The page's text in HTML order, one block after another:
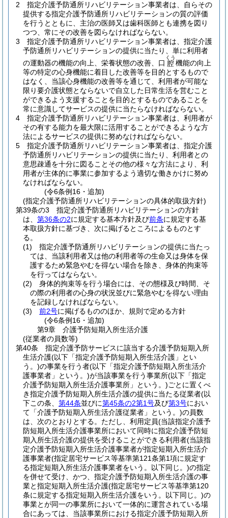
2
指定介護予防通所リハビリテーション事業者は、自らその
提供する指定介護予防通所リハビリテーションの質の評価
を行うとともに、主治の医師又は歯科医師とも連携を図り
つつ、常にその改善を図らなければならない。
3
指定介護予防通所リハビリテーション事業者は、指定介護
予防通所リハビリテーションの提供に当たり、単に利用者
の運動器の機能の向上、栄養状態の改善、口 腔
くう
機能の向上
等の特定の心身機能に着目した改善等を目的とするもので
はなく、当該心身機能の改善等を通じて、利用者が可能な
限り要介護状態とならないで自立した日常生活を営むこと
ができるよう支援することを目的とするものであることを
常に意識してサービスの提供に当たらなければならない。
4
指定介護予防通所リハビリテーション事業者は、利用者が
その有する能力を最大限に活用することができるような方
法によるサービスの提供に努めなければならない。
5
指定介護予防通所リハビリテーション事業者は、指定介護
予防通所リハビリテーションの提供に当たり、利用者との
意思疎通を十分に図ることその他の様々な方法により、利
用者が主体的に事業に参加するよう適切な働きかけに努め
なければならない。
(令6条例16・追加)
(指定介護予防通所リハビリテーションの具体的取扱方針)
第39条の3
指定介護予防通所リハビリテーションの方針
は、 第36条の2に規定する基本方針及び前条に規定する基
本取扱方針に基づき、次に掲げるところによるものとす
る。
(1)
指定介護予防通所リハビリテーションの提供に当たっ
ては、当該利用者又は他の利用者等の生命又は身体を保
護するため緊急やむを得ない場合を除き、身体的拘束等
を行ってはならない。
(2)
身体的拘束等を行う場合には、その態様及び時間、そ
の際の利用者の心身の状況並びに緊急やむを得ない理由
を記録しなければならない。
(3)
前2号に掲げるもののほか、規則で定める方針
(令6条例16・追加)
第9章
介護予防短期入所生活介護
(従業者の員数等)
第40条
指定介護予防サービスに該当する介護予防短期入所
生活介護(以下「指定介護予防短期入所生活介護」とい
う。)の事業を行う者(以下「指定介護予防短期入所生活介
護事業者」という。)が当該事業を行う事業所(以下「指定
介護予防短期入所生活介護事業所」という。)ごとに置くべ
き指定介護予防短期入所生活介護の提供に当たる従業者(以
下この条、 第44条並びに第45条の2第1号及び第3号におい
て「介護予防短期入所生活介護従業者」という。)の員数
は、次のとおりとする。 ただし、利用定員(当該指定介護予
防短期入所生活介護事業所において同時に指定介護予防短
期入所生活介護の提供を受けることができる利用者(当該指
定介護予防短期入所生活介護事業者が指定短期入所生活介
護事業者(指定居宅サービス等基準第121条第1項に規定す
る指定短期入所生活介護事業者をいう。以下同じ。)の指定
を併せて受け、かつ、指定介護予防短期入所生活介護の事
業と指定短期入所生活介護(指定居宅サービス等基準第120
条に規定する指定短期入所生活介護をいう。以下同じ。)の
事業とが同一の事業所において一体的に運営されている場
合にあっては、当該事業所における指定介護予防短期入所